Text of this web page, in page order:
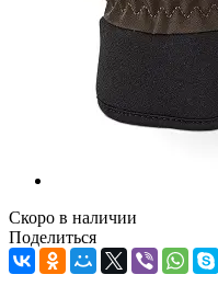
Скоро в наличии
Поделиться